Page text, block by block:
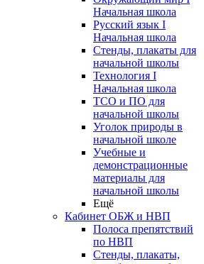
Начальная школа
Русский язык I
Начальная школа
Стенды, плакаты для
начальной школы
Технология I
Начальная школа
ТСО и ПО для
начальной школы
Уголок природы в
начальной школе
Учебные и
демонстрационные
материалы для
начальной школы
Ещё
Кабинет ОБЖ и НВП
Полоса препятствий
по НВП
Стенды, плакаты,